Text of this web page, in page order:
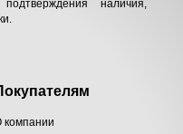
наличия,
компании